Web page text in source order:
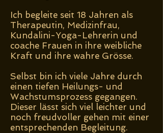
Ich begleite seit 18 Jahren als
Therapeutin, Medizinfrau,
Kundalini-Yoga-Lehrerin und
coache Frauen in ihre weibliche
Kraft und ihre wahre Grösse.
Selbst bin ich viele Jahre durch
einen tiefen Heilungs- und
Wachstumsprozess gegangen.
Dieser lässt sich viel leichter und
noch freudvoller gehen mit einer
entsprechenden Begleitung.